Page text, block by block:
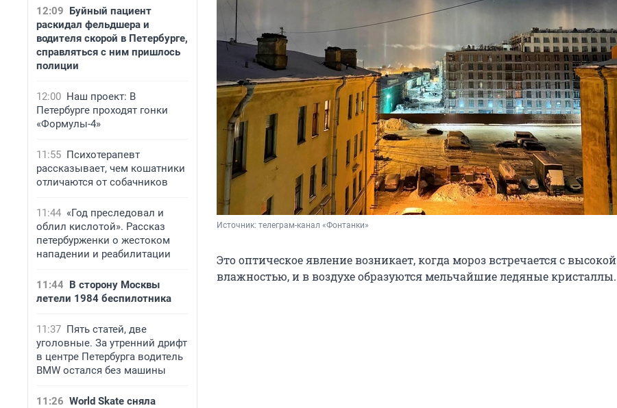
12:09 Буйный пациент
раскидал фельдшера и
водителя скорой в Петербурге,
справляться с ним пришлось
полиции
12:00 Наш проект: В
Петербурге проходят гонки
«Формулы-4»
11:55 Психотерапевт
рассказывает, чем кошатники
отличаются от собачников
11:44 «Год преследовал и
облил кислотой». Рассказ
петербурженки о жестоком
нападении и реабилитации
11:44 В сторону Москвы
летели 1984 беспилотника
11:37 Пять статей, две
уголовные. За утренний дрифт
в центре Петербурга водитель
BMW остался без машины
11:26 World Skate сняла
Источник: телеграм-канал «Фонтанки»
Это оптическое явление возникает, когда мороз встречается с высокой
влажностью, и в воздухе образуются мельчайшие ледяные кристаллы.